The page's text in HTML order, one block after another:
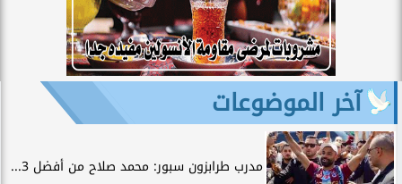
آخر الموضوعات
مدرب طرابزون سبور: محمد صلاح من أفضل 3...